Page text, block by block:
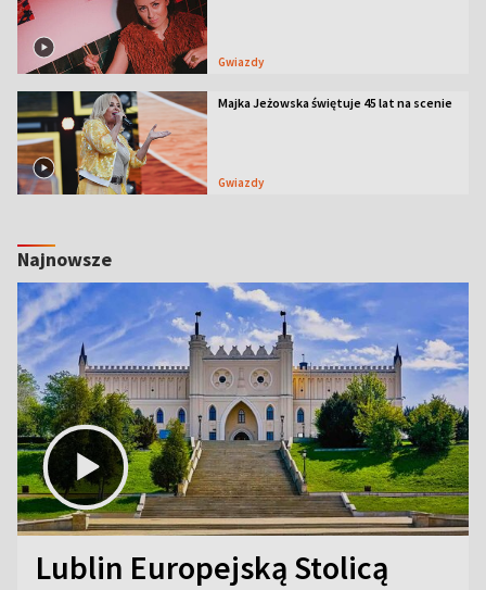
Gwiazdy
Majka Jeżowska świętuje 45 lat na scenie
Gwiazdy
Najnowsze
Lublin Europejską Stolicą